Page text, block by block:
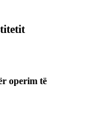
operim të